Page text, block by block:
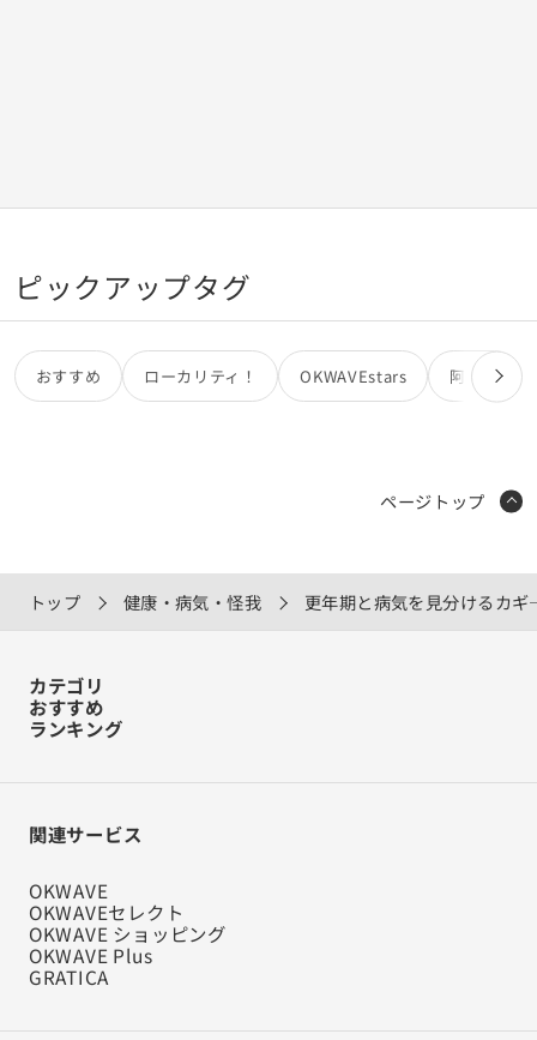
ピックアップタグ
おすすめ ローカリティ！ OKWAVEstars 阿部亮
トップ 健康・病気・怪我 更年期と病気を見分けるカ
ページトップ
カテゴリ
おすすめ
ランキング
関連サービス
OKWAVE
OKWAVEセレクト
OKWAVE ショッピング
OKWAVE Plus
GRATICA